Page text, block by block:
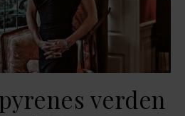
verden